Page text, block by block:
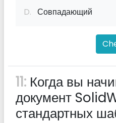
D. Совпадающий
11: Когда вы
документ
стандартных